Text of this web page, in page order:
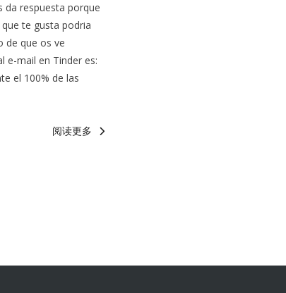
da respuesta porque
te gusta podri­a
de que os ve
e-mail en Tinder es:
el 100% de las
阅读更多